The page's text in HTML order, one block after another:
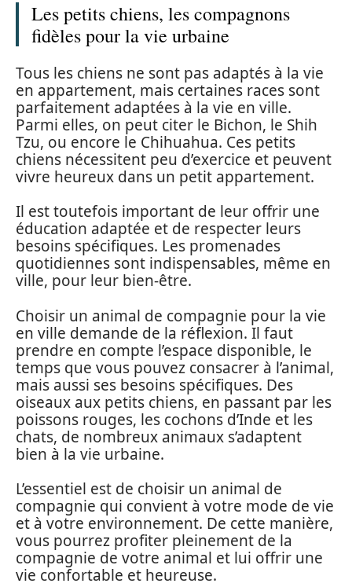
Les petits chiens, les compagnons
fidèles pour la vie urbaine
Tous les chiens ne sont pas adaptés à la vie
en appartement, mais certaines races sont
parfaitement adaptées à la vie en ville.
Parmi elles, on peut citer le Bichon, le Shih
Tzu, ou encore le Chihuahua. Ces petits
chiens nécessitent peu d’exercice et peuvent
vivre heureux dans un petit appartement.
Il est toutefois important de leur offrir une
éducation adaptée et de respecter leurs
besoins spécifiques. Les promenades
quotidiennes sont indispensables, même en
ville, pour leur bien-être.
Choisir un animal de compagnie pour la vie
en ville demande de la réflexion. Il faut
prendre en compte l’espace disponible, le
temps que vous pouvez consacrer à l’animal,
mais aussi ses besoins spécifiques. Des
oiseaux aux petits chiens, en passant par les
poissons rouges, les cochons d’Inde et les
chats, de nombreux animaux s’adaptent
bien à la vie urbaine.
L’essentiel est de choisir un animal de
compagnie qui convient à votre mode de vie
et à votre environnement. De cette manière,
vous pourrez profiter pleinement de la
compagnie de votre animal et lui offrir une
vie confortable et heureuse.